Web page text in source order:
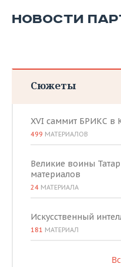
НОВОСТИ
Сюжеты
XVI саммит БРИКС в
499 МАТЕРИАЛОВ
Великие воины
материалов
24 МАТЕРИАЛА
Искусственный
181 МАТЕРИАЛ